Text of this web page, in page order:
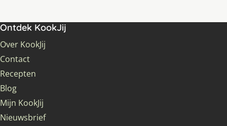
Ontdek KookJij
Over KookJij
Contact
Recepten
Blog
Mijn KookJij
Nieuwsbrief